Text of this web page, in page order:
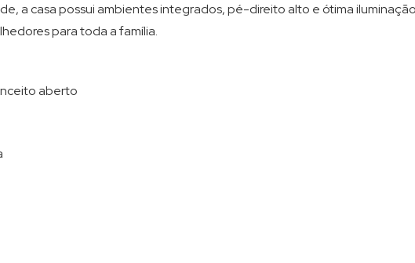
a casa possui ambientes integrados, pé-direito alto e ótima
para toda a família.
aberto